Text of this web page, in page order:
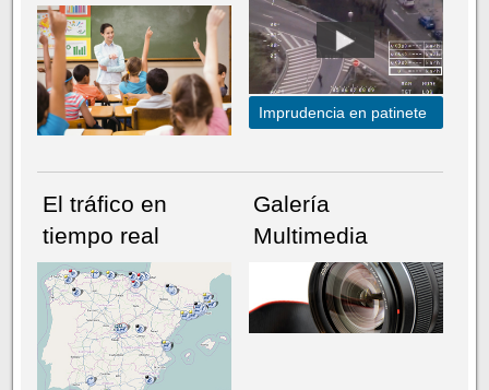
NÚMERO ACTUALHEMEROTECA
Imprudencia en patinete
El tráfico en
tiempo real
Galería
Multimedia